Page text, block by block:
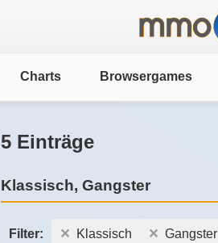
Charts Browsergames
5 Einträge
Klassisch, Gangster
Filter: Klassisch Gangster